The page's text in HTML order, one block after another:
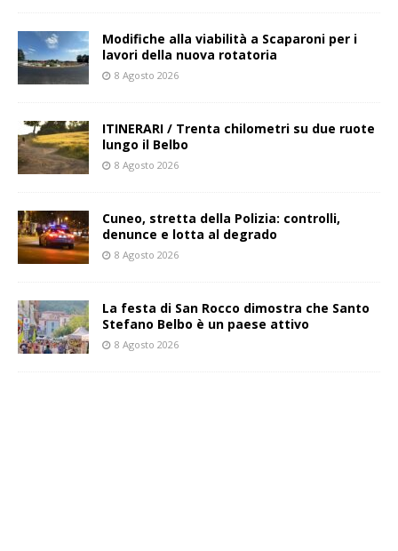
Modifiche alla viabilità a Scaparoni per i
lavori della nuova rotatoria
8 Agosto 2026
ITINERARI / Trenta chilometri su due ruote
lungo il Belbo
8 Agosto 2026
Cuneo, stretta della Polizia: controlli,
denunce e lotta al degrado
8 Agosto 2026
La festa di San Rocco dimostra che Santo
Stefano Belbo è un paese attivo
8 Agosto 2026